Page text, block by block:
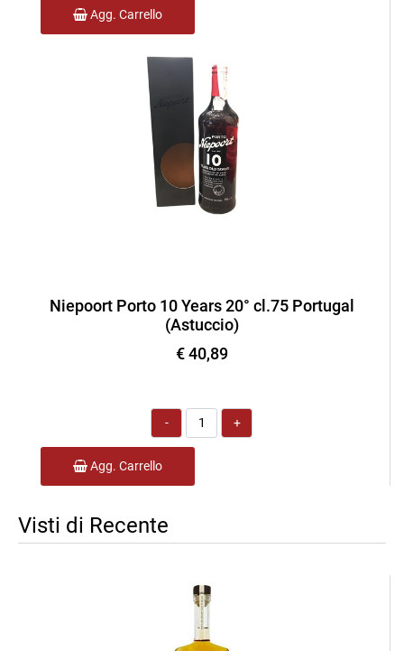
Agg. Carrello
Niepoort Porto 10 Years 20° cl.75 Portugal
(Astuccio)
€ 40,89
Quantità
Agg. Carrello
Visti di Recente